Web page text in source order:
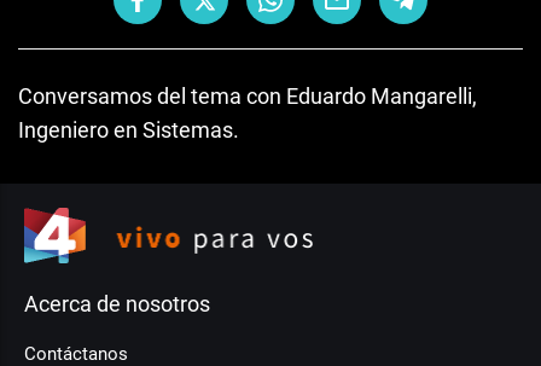
Conversamos del tema con Eduardo Mangarelli,
Ingeniero en Sistemas.
Acerca de nosotros
Contáctanos